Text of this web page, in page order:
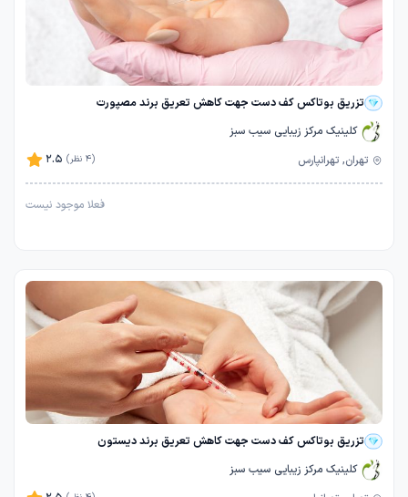
تزریق بوتاکس کف دست جهت کاهش تعریق برند مصپورت
کلینیک مرکز زیبایی سیب سبز
2.5
(4 نظر) تهران, تهرانپارس
فعلا موجود نیست
تزریق بوتاکس کف دست جهت کاهش تعریق برند دیستون
کلینیک مرکز زیبایی سیب سبز